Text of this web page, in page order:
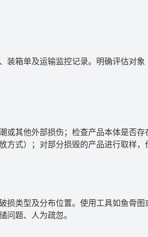
装箱单及运输监控记录。明确评估对
或其他外部损伤；检查产品本体是否
方式）；对部分损毁的产品进行取样，
损类型及分布位置。使用工具如鱼骨
问题、人为疏忽。